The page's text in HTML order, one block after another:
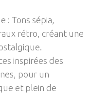
: Tons sépia,
rétro, créant une
inspirées des
pour un
et plein de